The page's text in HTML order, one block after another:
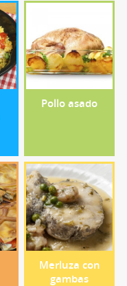
Pollo asado
Merluza con
gambas